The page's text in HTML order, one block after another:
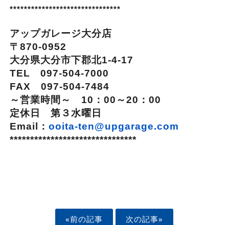
*******************************
アップガレージ大分店
〒870-0952
大分県大分市下郡北1-4-17
TEL 097-504-7000
FAX 097-504-7484
～営業時間～ 10：00～20：00
定休日 第３水曜日
Email： ooita-ten@upgarage.com
*******************************
«前の記事 次の記事»